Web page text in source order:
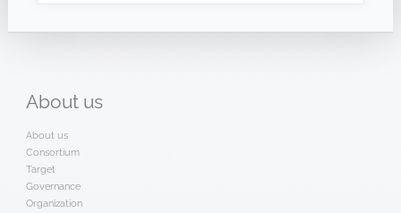
About us
About us
Consortium
Target
Governance
Organization